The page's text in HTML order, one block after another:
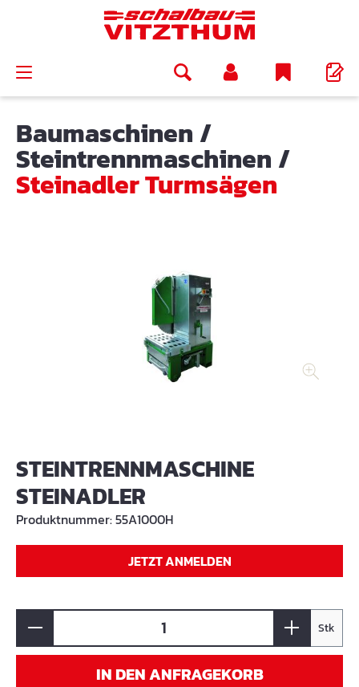
Baumaschinen /
Steintrennmaschinen /
Steinadler Turmsägen
STEINTRENNMASCHINE
STEINADLER
Produktnummer:55A1000H
JETZT ANMELDEN
Stk
IN DEN ANFRAGEKORB